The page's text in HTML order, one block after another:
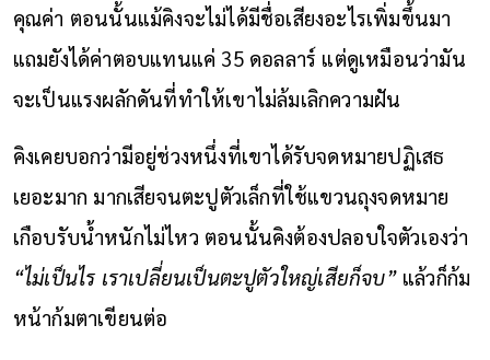
คุณค่า ตอนนั้นแม้คิงจะไม่ได้มีชื่อเสียงอะไรเพิ่มขึ้นมา
แถมยังได้ค่าตอบแทนแค่ 35 ดอลลาร์ แต่ดูเหมือนว่ามัน
จะเป็นแรงผลักดันที่ทำให้เขาไม่ล้มเลิกความฝัน
คิงเคยบอกว่ามีอยู่ช่วงหนึ่งที่เขาได้รับจดหมายปฏิเสธ
เยอะมาก มากเสียจนตะปูตัวเล็กที่ใช้แขวนถุงจดหมาย
เกือบรับน้ำหนักไม่ไหว ตอนนั้นคิงต้องปลอบใจตัวเองว่า
“ไม่เป็นไร เราเปลี่ยนเป็นตะปูตัวใหญ่เสียก็จบ”แล้วก็ก้ม
หน้าก้มตาเขียนต่อ